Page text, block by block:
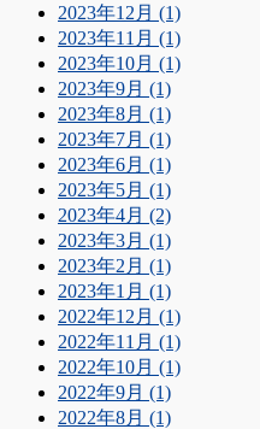
2023年12月 (1)
2023年11月 (1)
2023年10月 (1)
2023年9月 (1)
2023年8月 (1)
2023年7月 (1)
2023年6月 (1)
2023年5月 (1)
2023年4月 (2)
2023年3月 (1)
2023年2月 (1)
2023年1月 (1)
2022年12月 (1)
2022年11月 (1)
2022年10月 (1)
2022年9月 (1)
2022年8月 (1)